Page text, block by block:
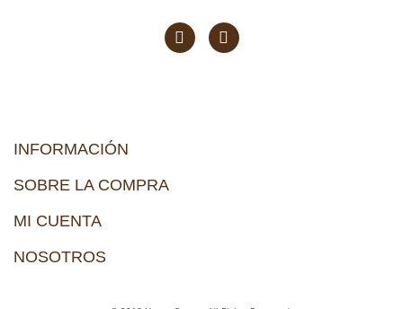
INFORMACIÓN
SOBRE LA COMPRA
MI CUENTA
NOSOTROS